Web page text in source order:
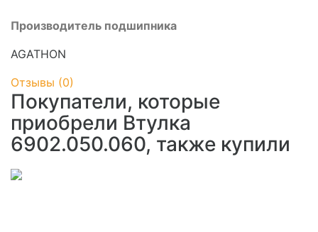
Производитель подшипника
AGATHON
Отзывы (0)
Покупатели, которые
приобрели Втулка
6902.050.060, также купили